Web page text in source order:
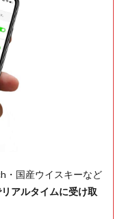
・国産ウイスキーなど
アルタイムに受け取